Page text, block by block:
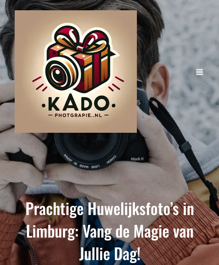
Prachtige Huwelijksfoto’s in
Limburg: Vang de Magie van
Jullie Dag!